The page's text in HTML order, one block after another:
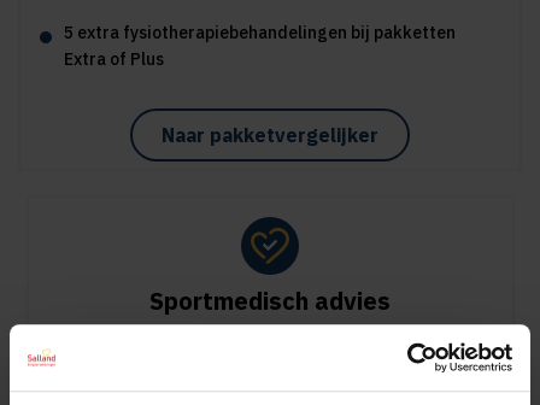
5 extra fysiotherapiebehandelingen bij pakketten
Extra of Plus
Naar pakketvergelijker
Sportmedisch advies
Vergoeding tot €125 per kalenderjaar bij pakket Plus